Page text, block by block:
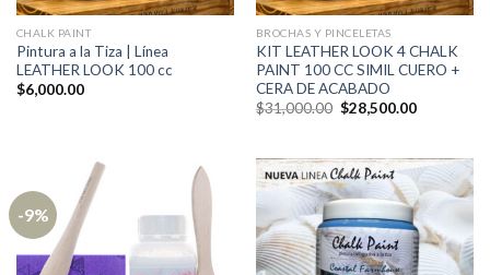
CHALK PAINT
Pintura a la Tiza | Línea
LEATHER LOOK 100 cc
$6,000.00
BROCHAS Y PINCELETAS
KIT LEATHER LOOK 4 CHALK
PAINT 100 CC SIMIL CUERO +
CERA DE ACABADO
$31,000.00 El
precio
$31,000.00.
$28,500.00El
-9%